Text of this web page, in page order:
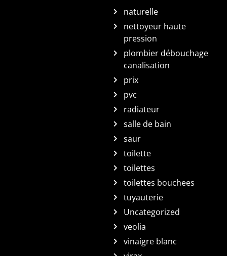
naturelle
nettoyeur haute
pression
plombier débouchage
canalisation
prix
pvc
radiateur
salle de bain
saur
toilette
toilettes
toilettes bouchees
tuyauterie
Uncategorized
veolia
vinaigre blanc